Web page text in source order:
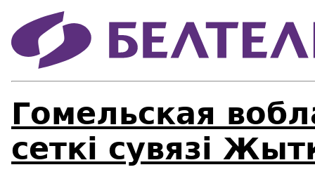
Гомельская
сеткi сувязi